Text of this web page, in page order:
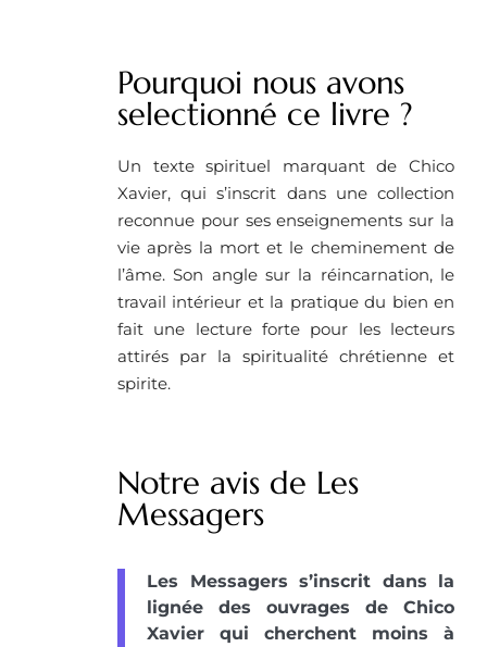
Pourquoi nous avons
selectionné ce livre ?
Un texte spirituel marquant de Chico
Xavier, qui s’inscrit dans une collection
reconnue pour ses enseignements sur la
vie après la mort et le cheminement de
l’âme. Son angle sur la réincarnation, le
travail intérieur et la pratique du bien en
fait une lecture forte pour les lecteurs
attirés par la spiritualité chrétienne et
spirite.
Notre avis de Les
Messagers
Les Messagers s’inscrit dans la
lignée des ouvrages de Chico
Xavier qui cherchent moins à